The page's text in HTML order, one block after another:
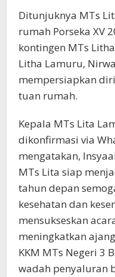
Ditunjuknya MTs
rumah Porseka XV
kontingen MTs
Litha Lamuru,
mempersiapkan
tuan rumah.
Kepala MTs Lita
dikonfirmasi via
mengatakan,
MTs Lita siap
tahun depan
kesehatan dan
mensukseskan
meningkatkan
KKM MTs Negeri 3
wadah penyaluran